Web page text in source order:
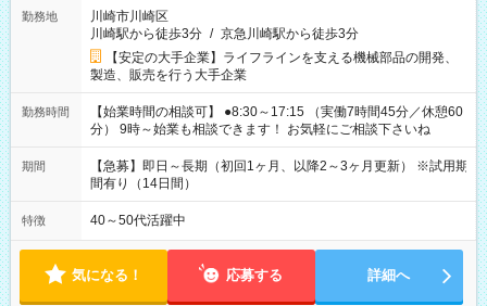
勤務地
川崎市川崎区
川崎駅から徒歩3分 / 京急川崎駅から徒歩3分
【安定の大手企業】ライフラインを支える機械部品の開発、
製造、販売を行う大手企業
勤務時間
【始業時間の相談可】 ●8:30～17:15 （実働7時間45分／休憩60
分） 9時～始業も相談できます！ お気軽にご相談下さいね
期間
【急募】即日～長期（初回1ヶ月、以降2～3ヶ月更新） ※試用期
間有り（14日間）
特徴 40～50代活躍中
気になる！ 応募する 詳細へ